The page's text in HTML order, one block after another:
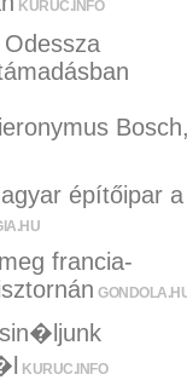
KURUC.INFO
építőipar a
francia-
KURUC.INFO